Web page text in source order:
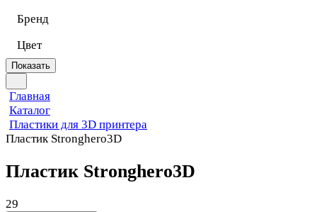
Бренд
Цвет
Показать
Главная
Каталог
Пластики для 3D принтера
Пластик Stronghero3D
Пластик Stronghero3D
29